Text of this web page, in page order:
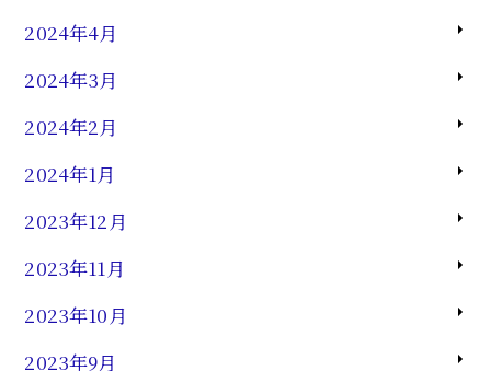
2024年4月
2024年3月
2024年2月
2024年1月
2023年12月
2023年11月
2023年10月
2023年9月